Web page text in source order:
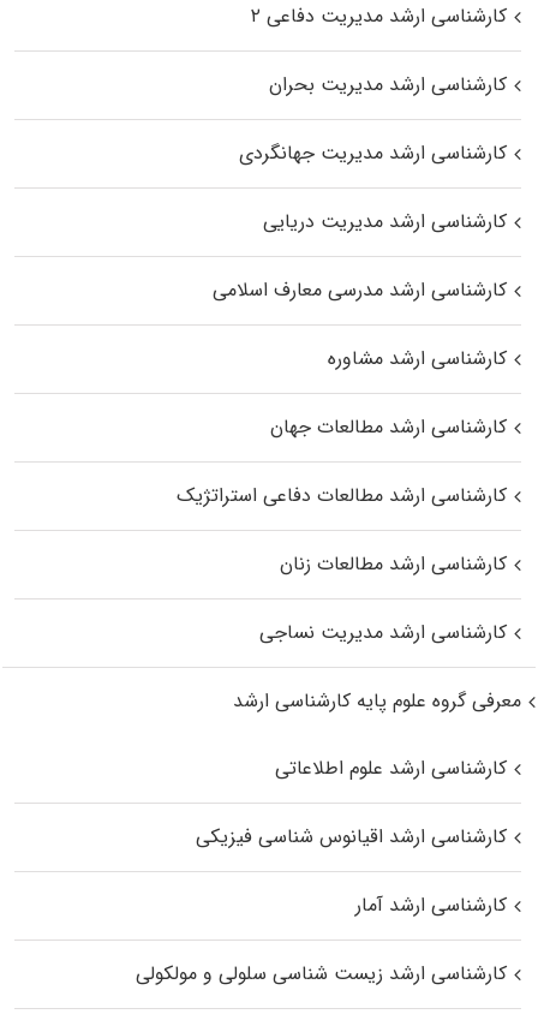
کارشناسی ارشد مدیریت دفاعی ۲
کارشناسی ارشد مدیریت بحران
کارشناسی ارشد مدیریت جهانگردی
کارشناسی ارشد مدیریت دریایی
کارشناسی ارشد مدرسی معارف اسلامی
کارشناسی ارشد مشاوره
کارشناسی ارشد مطالعات جهان
کارشناسی ارشد مطالعات دفاعی استراتژیک
کارشناسی ارشد مطالعات زنان
کارشناسی ارشد مدیریت نساجی
معرفی گروه علوم پایه کارشناسی ارشد
کارشناسی ارشد علوم اطلاعاتی
کارشناسی ارشد اقیانوس‌ شناسی فیزیکی
کارشناسی ارشد آمار
کارشناسی ارشد زیست شناسی سلولی و مولکولی